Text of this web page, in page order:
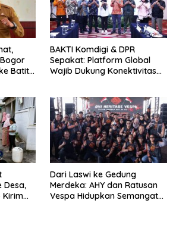
Batita
BAKTI Komdigi & DPR
Sepakat: Platform Global
Wajib Dukung Konektivitas
Desa,
Kirim
Dari Laswi ke Gedung
Merdeka: AHY dan Ratusan
Vespa Hidupkan Semangat